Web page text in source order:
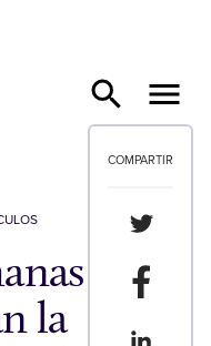
COMPARTIR
la